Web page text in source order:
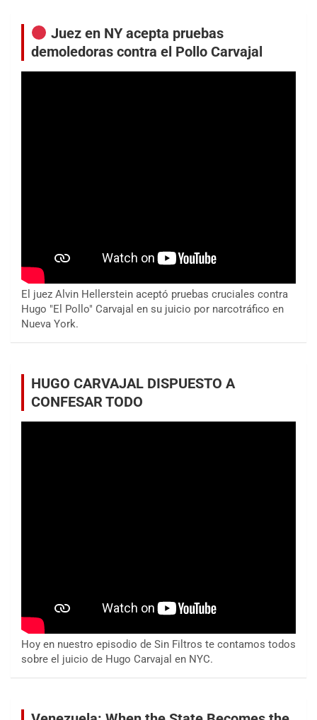
Juez en NY acepta pruebas
demoledoras contra el Pollo Carvajal
El juez Alvin Hellerstein aceptó pruebas cruciales contra
Hugo "El Pollo" Carvajal en su juicio por narcotráfico en
Nueva York.
HUGO CARVAJAL DISPUESTO A
CONFESAR TODO
Hoy en nuestro episodio de Sin Filtros te contamos todos
sobre el juicio de Hugo Carvajal en NYC.